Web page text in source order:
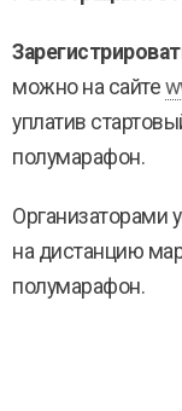
можно на сайте
уплатив
полумарафон.
Организаторами
на дистанцию
полумарафон.